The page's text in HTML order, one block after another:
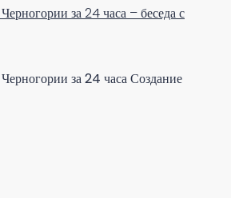
за 24 часа – беседа с
за 24 часа Создание